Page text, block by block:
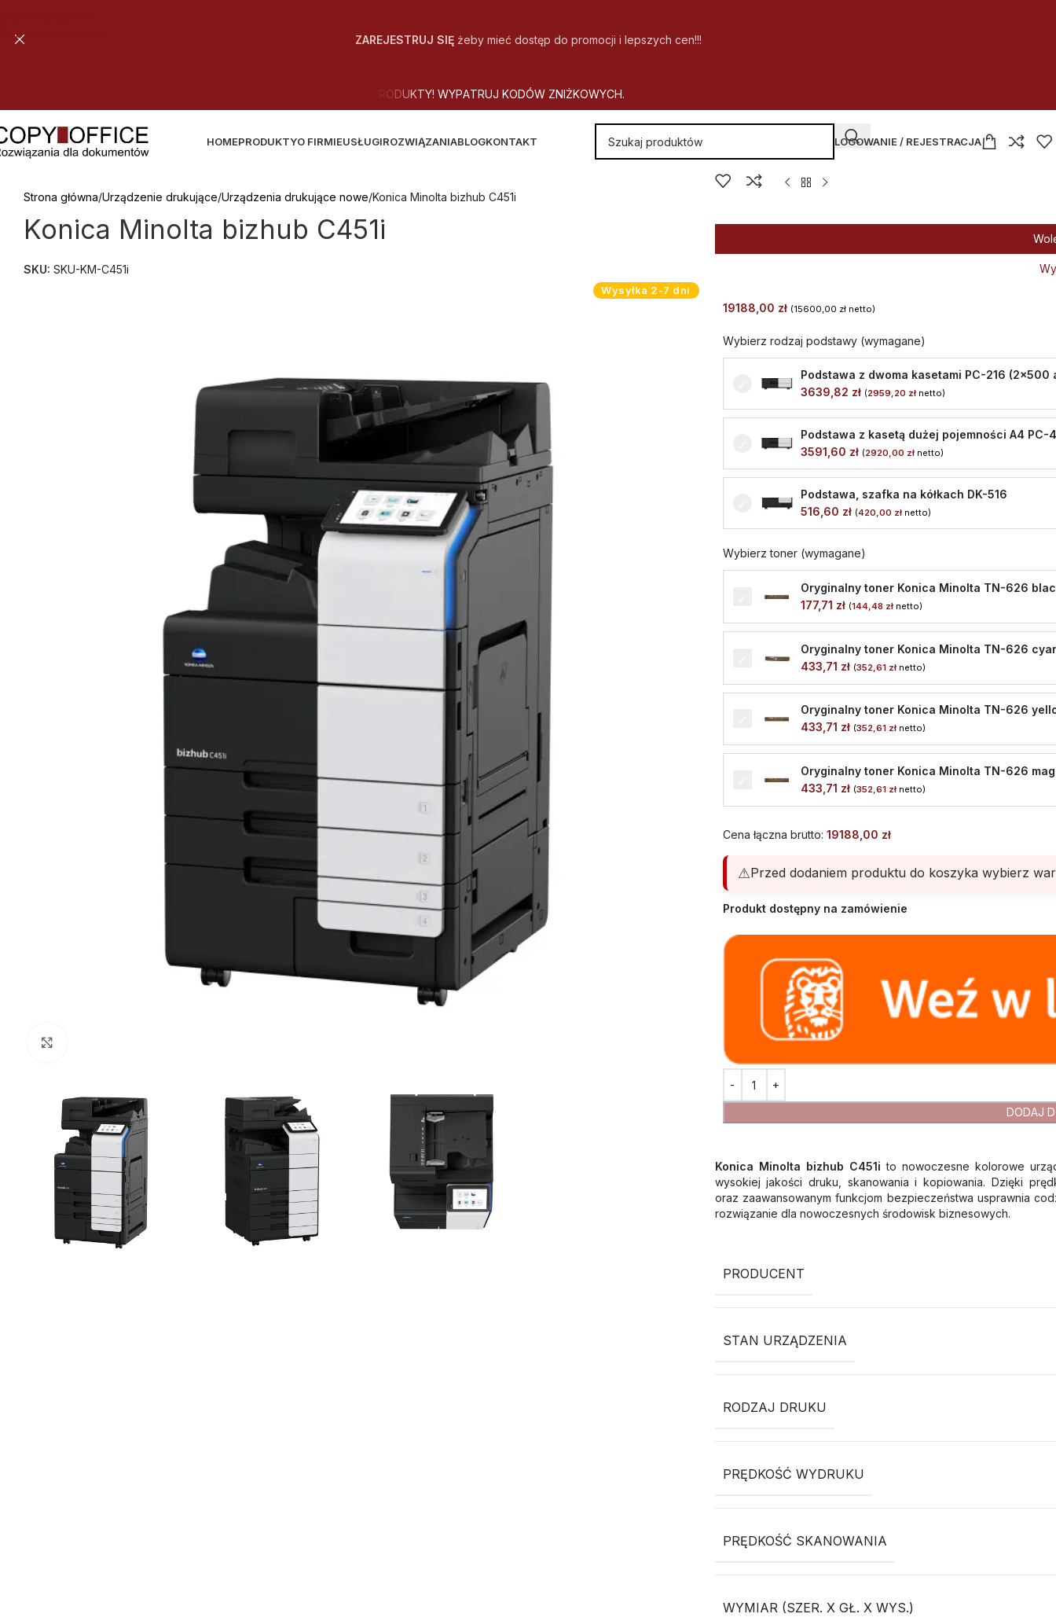
Skip to main content
ZAREJESTRUJ SIĘżeby mieć dostęp do promocji i lepszych cen!!!
WYCH.
HOMEPRODUKTYO FIRMIEUSŁUGIROZWIĄZANIABLOGKONTAKT LOGOWANIE / REJESTRACJA
Strona główna Urządzenie drukujące Urządzenia drukujące nowe Konica Minolta bizhub C451i
Konica Minolta bizhub C451i
SKU: SKU-KM-C451i
Wysyłka 2-7 dni
19188,00 zł (15600,00 złnetto)
Wybierz rodzaj podstawy (wymagane)
Podstawa z dwoma kasetami PC-216 (2x500
3639,82 zł (2959,20 złnetto)
Podstawa z kasetą dużej pojemności A4 PC-
3591,60 zł (2920,00 złnetto)
Podstawa, szafka na kółkach DK-516
516,60 zł (420,00 złnetto)
Wybierz toner (wymagane)
Oryginalny toner Konica Minolta TN-626
177,71 zł (144,48 złnetto)
Oryginalny toner Konica Minolta TN-626
433,71 zł (352,61 złnetto)
Oryginalny toner Konica Minolta TN-626
433,71 zł (352,61 złnetto)
Oryginalny toner Konica Minolta TN-626
433,71 zł (352,61 złnetto)
Cena łączna brutto: 19188,00 zł
Przed dodaniem produktu do koszyka wybierz
Produkt dostępny na zamówienie
DODAJ
Alternative:
Konica Minolta bizhub C451i to nowoczesne kolorowe
wysokiej jakości druku, skanowania i kopiowania. Dzięki
oraz zaawansowanym funkcjom bezpieczeństwa usprawnia
rozwiązanie dla nowoczesnych środowisk biznesowych.
PRODUCENT
STAN URZĄDZENIA
RODZAJ DRUKU
PRĘDKOŚĆ WYDRUKU
PRĘDKOŚĆ SKANOWANIA
WYMIAR (SZER. X GŁ. X WYS.)